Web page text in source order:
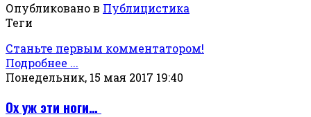
Опубликовано в Публицистика
Теги
Станьте первым комментатором!
Подробнее ...
Понедельник, 15 мая 2017 19:40
Ох уж эти ноги…